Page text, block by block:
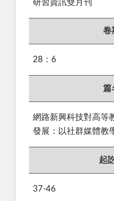
研習資訊雙月刊
卷
28：6
篇
網路新興科技對高等
發展：以社群媒體教
起
37-46